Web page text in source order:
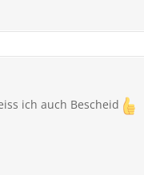
ich auch Bescheid